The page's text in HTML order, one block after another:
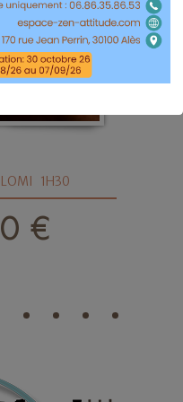
1H30
€